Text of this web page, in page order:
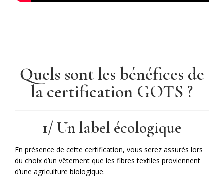
Quels sont les bénéfices de
la certification GOTS ?
1/ Un label écologique
En présence de cette certification, vous serez assurés lors
du choix d’un vêtement que les fibres textiles proviennent
d’une agriculture biologique.